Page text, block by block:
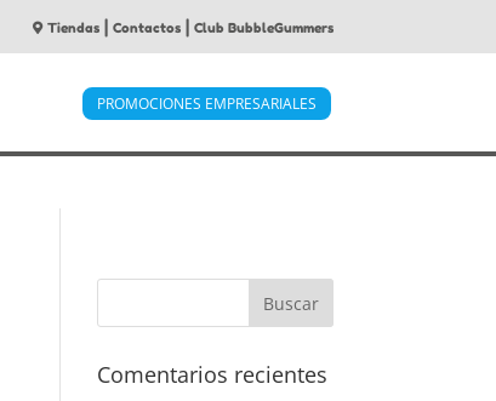
Tiendas| Contactos| Club BubbleGummers
PROMOCIONES EMPRESARIALES
Comentarios recientes